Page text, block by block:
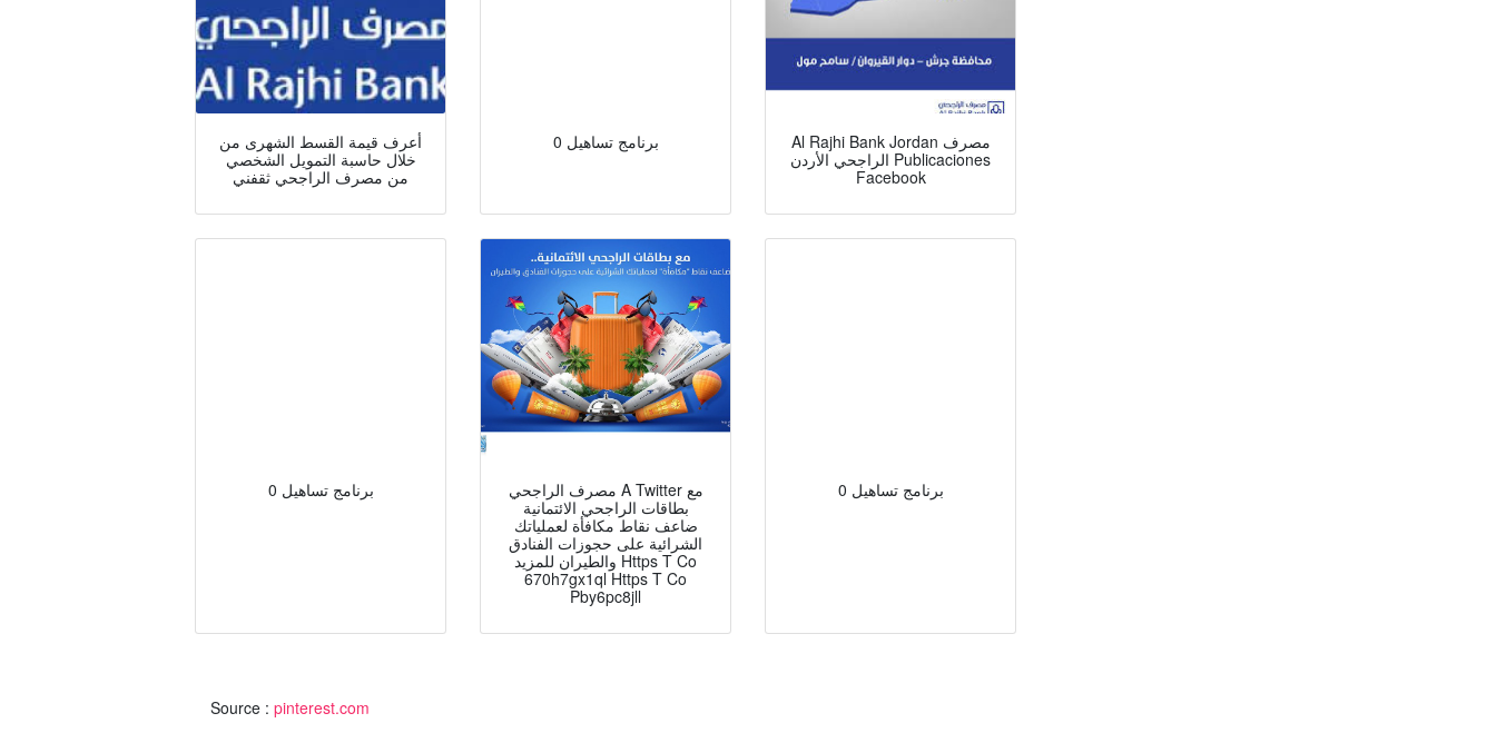
أعرف قيمة القسط الشهرى من
خلال حاسبة التمويل الشخصي
من مصرف الراجحي ثقفني
0 برنامج تساهيل
Al Rajhi Bank Jordan مصرف
الراجحي الأردن Publicaciones
Facebook
0 برنامج تساهيل
مصرف الراجحي A Twitter مع
بطاقات الراجحي الائتمانية
ضاعف نقاط مكافأة لعملياتك
الشرائية على حجوزات الفنادق
والطيران للمزيد Https T Co
670h7gx1ql Https T Co
Pby6pc8jll
0 برنامج تساهيل
Source : pinterest.com